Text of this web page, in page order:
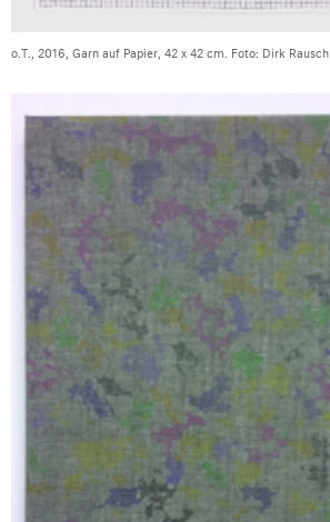
o.T., 2016, Garn auf Papier, 42 x 42 cm. Foto: Dirk Rausch